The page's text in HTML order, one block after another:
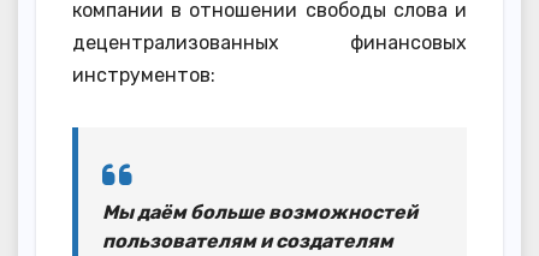
компании в отношении свободы слова и
децентрализованных финансовых
инструментов:
Мы даём больше возможностей
пользователям и создателям